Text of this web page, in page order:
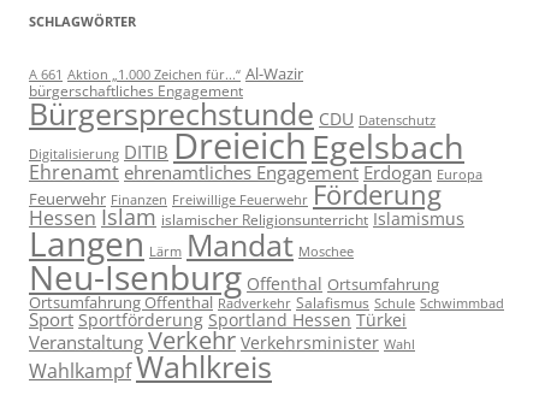
SCHLAGWÖRTER
A 661 Aktion „1.000 Zeichen für...“ Al-Wazir
bürgerschaftliches Engagement
Bürgersprechstunde CDU Datenschutz
Digitalisierung DITIB DreieichEgelsbach
Ehrenamt ehrenamtliches Engagement Erdogan Europa
Feuerwehr Finanzen Freiwillige Feuerwehr Förderung
Hessen Islam islamischer Religionsunterricht Islamismus
Langen Lärm Mandat Moschee
Neu-Isenburg Offenthal Ortsumfahrung
Ortsumfahrung Offenthal Radverkehr Salafismus Schule Schwimmbad
Sport Sportförderung Sportland Hessen Türkei
Veranstaltung Verkehr Verkehrsminister Wahl
WahlkampfWahlkreis